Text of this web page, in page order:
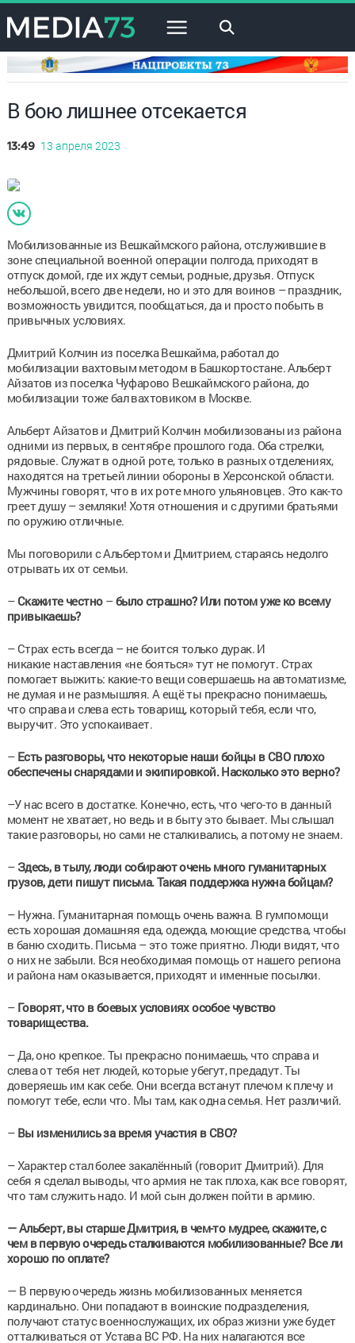
×
В бою лишнее отсекается
13:49 13 апреля 2023
Мобилизованные из Вешкаймского района, отслужившие в
зоне специальной военной операции полгода, приходят в
отпуск домой, где их ждут семьи, родные, друзья. Отпуск
небольшой, всего две недели, но и это для воинов – праздник,
возможность увидится, пообщаться, да и просто побыть в
привычных условиях.
Дмитрий Колчин из поселка Вешкайма, работал до
мобилизации вахтовым методом в Башкортостане. Альберт
Айзатов из поселка Чуфарово Вешкаймского района, до
мобилизации тоже бал вахтовиком в Москве.
Альберт Айзатов и Дмитрий Колчин мобилизованы из района
одними из первых, в сентябре прошлого года. Оба стрелки,
рядовые. Служат в одной роте, только в разных отделениях,
находятся на третьей линии обороны в Херсонской области.
Мужчины говорят, что в их роте много ульяновцев. Это как-то
греет душу – земляки! Хотя отношения и с другими братьями
по оружию отличные.
Мы поговорили с Альбертом и Дмитрием, стараясь недолго
отрывать их от семьи.
–Скажите честно –было страшно? Или потом уже ко всему
привыкаешь?
– Страх есть всегда – не боится только дурак. И
никакие наставления «не бояться» тут не помогут. Страх
помогает выжить: какие-то вещи совершаешь на автоматизме,
не думая и не размышляя. А ещё ты прекрасно понимаешь,
что справа и слева есть товарищ, который тебя, если что,
выручит. Это успокаивает.
–Есть разговоры, что некоторые наши бойцы в СВО плохо
обеспечены снарядами и экипировкой. Насколько это верно?
–У нас всего в достатке. Конечно, есть, что чего-то в данный
момент не хватает, но ведь и в быту это бывает. Мы слышал
такие разговоры, но сами не сталкивались, а потому не знаем.
– Здесь, в тылу, люди собирают очень много гуманитарных
грузов, дети пишут письма. Такая поддержка нужна бойцам?
– Нужна. Гуманитарная помощь очень важна. В гумпомощи
есть хорошая домашняя еда, одежда, моющие средства, чтобы
в баню сходить. Письма – это тоже приятно. Люди видят, что
о них не забыли. Вся необходимая помощь от нашего региона
и района нам оказывается, приходят и именные посылки.
–Говорят, что в боевых условиях особое чувство
товарищества.
– Да, оно крепкое. Ты прекрасно понимаешь, что справа и
слева от тебя нет людей, которые убегут, предадут. Ты
доверяешь им как себе. Они всегда встанут плечом к плечу и
помогут тебе, если что. Мы там, как одна семья. Нет различий.
–Вы изменились за время участия в СВО?
– Характер стал более закалённый (говорит Дмитрий). Для
себя я сделал выводы, что армия не так плоха, как все говорят,
что там служить надо. И мой сын должен пойти в армию.
— Альберт, вы старше Дмитрия, в чем-то мудрее, скажите, с
чем в первую очередь сталкиваются мобилизованные? Все ли
хорошо по оплате?
— В первую очередь жизнь мобилизованных меняется
кардинально. Они попадают в воинские подразделения,
получают статус военнослужащих, их образ жизни уже будет
отталкиваться от Устава ВС РФ. На них налагаются все